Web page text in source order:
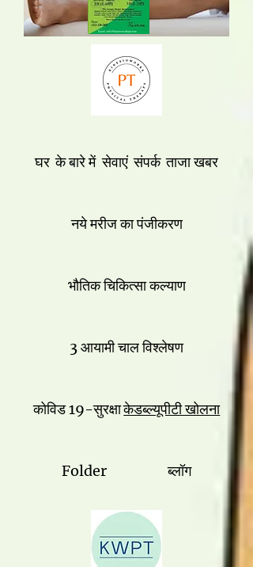
घर के बारे में सेवाएं संपर्क ताजा खबर
नये मरीज का पंजीकरण
भौतिक चिकित्सा कल्याण
3 आयामी चाल विश्लेषण
कोविड 19-सुरक्षाकेडब्ल्यूपीटी खोलना
Folder ब्लॉग